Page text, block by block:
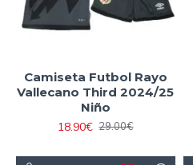
Camiseta Futbol Rayo
Vallecano Third 2024/25
Niño
18.90€ 29.00€